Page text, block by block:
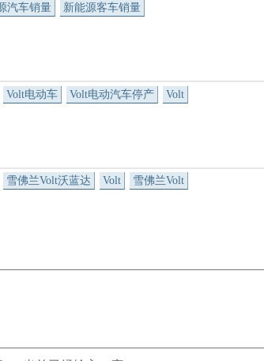
汽车销量 新能源客车销量
Volt电动车 Volt电动汽车停产 Volt
雪佛兰Volt沃蓝达 Volt 雪佛兰Volt